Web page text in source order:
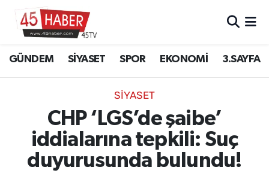
GÜNDEM SİYASET SPOR EKONOMİ 3.SAYFA
SİYASET
CHP ‘LGS’de şaibe’
iddialarına tepkili: Suç
duyurusunda bulundu!
SİYASET
EKONOMİ
3.SAYFA
Manisa Hava Durumu
Manisa Trafik Yoğunluk Haritası
Süper Lig Puan Durumu ve Fikstür